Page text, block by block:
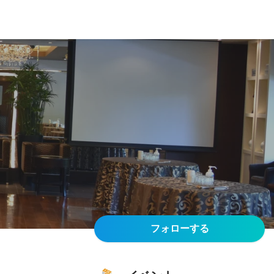
フォローする